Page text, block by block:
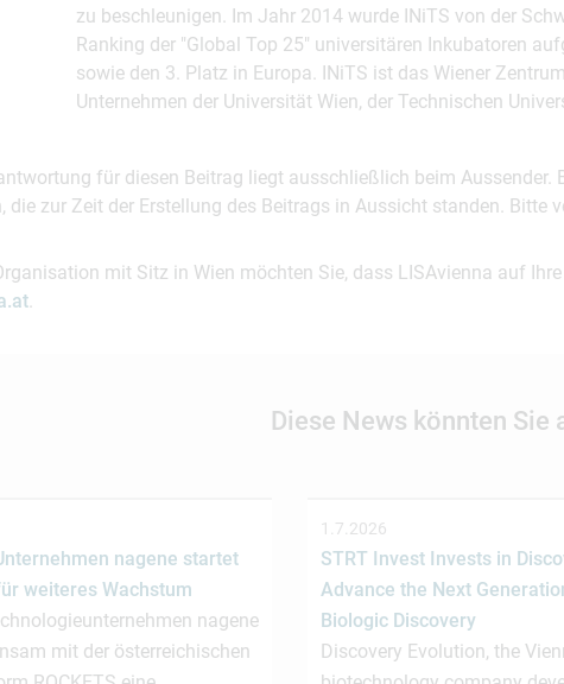
zu beschleunigen. Im Jahr 2014 wurde INiTS von der
Ranking der "Global Top 25" universitären Inkubatoren
sowie den 3. Platz in Europa. INiTS ist das Wiener
Unternehmen der Universität Wien, der Technischen
für diesen Beitrag liegt ausschließlich beim
die zur Zeit der Erstellung des Beitrags in Aussicht standen.
mit Sitz in Wien möchten Sie, dass LISAvienna auf
.
Diese News könnten Sie
nagene startet
weiteres Wachstum
nagene
mit der österreichischen
1.7.2026
STRT Invest Invests in
Advance the Next
Biologic Discovery
Discovery Evolution, the